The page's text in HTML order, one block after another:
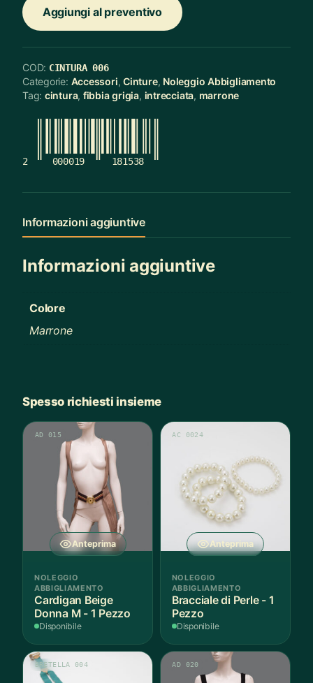
Aggiungi al preventivo
COD: CINTURA 006
Categorie: Accessori,Cinture, Noleggio Abbigliamento
Tag: cintura, fibbia grigia, intrecciata, marrone
2 000019 181538
Informazioni aggiuntive
Informazioni aggiuntive
Colore
Marrone
Spesso richiesti insieme
Anteprima
AD 015
NOLEGGIO
ABBIGLIAMENTO
Cardigan Beige
Donna M - 1 Pezzo
Disponibile
Anteprima
AC 0024
NOLEGGIO
ABBIGLIAMENTO
Bracciale di Perle - 1
Pezzo
Disponibile
BRETELLA 004 AD 020